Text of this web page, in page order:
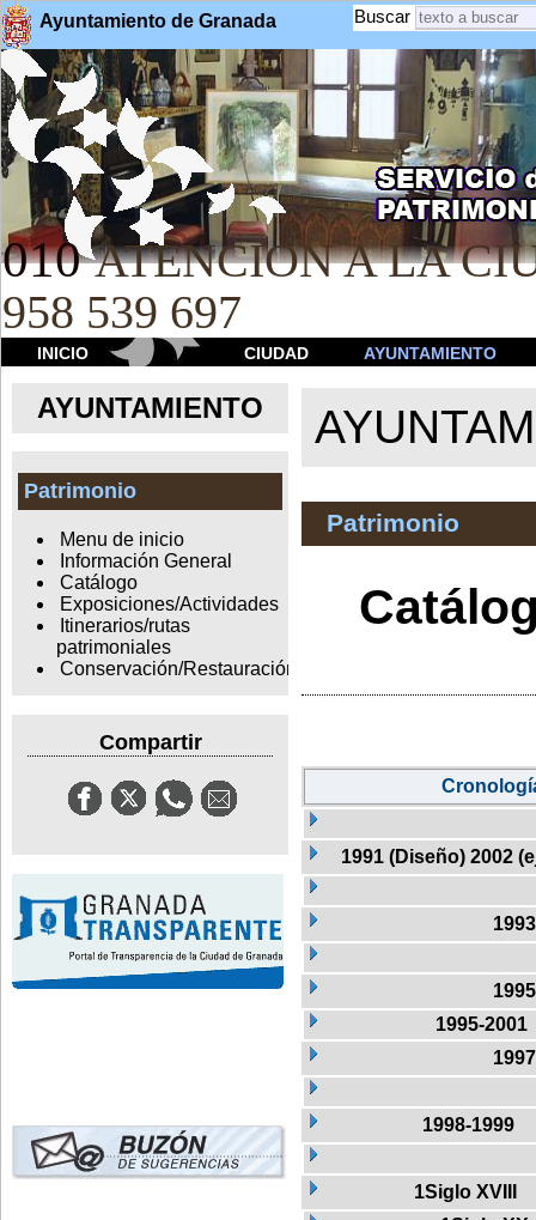
Ayuntamiento de Granada Buscar
010 ATENCION A LA
958 539 697
INICIO CIUDAD AYUNTAMIENTO
AYUNTAMIENTO
Patrimonio
Menu de inicio
Información General
Catálogo
Exposiciones/Actividades
Itinerarios/rutas
patrimoniales
Conservación/Restauración
Compartir
Patrimonio
1991 (Diseño) 2002
1993
1995
1995-2001
1997
1998-1999
1Siglo XVIII